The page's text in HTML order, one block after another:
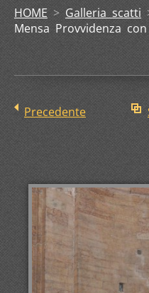
HOME > Galleria scatti
Mensa Provvidenza
Precedente